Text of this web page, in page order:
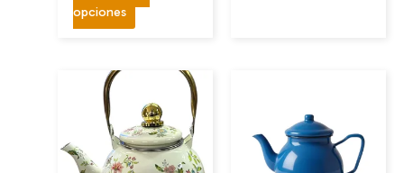
opciones Este
producto
múltiples
Las
opciones
se